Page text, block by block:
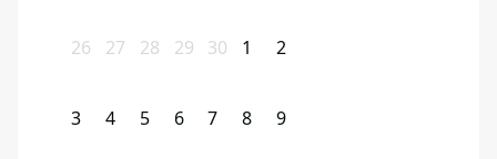
26 27 28 29 30 1 2
3 4 5 6 7 8 9